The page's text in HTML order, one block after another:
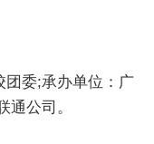
委;承办单位：广
通公司。